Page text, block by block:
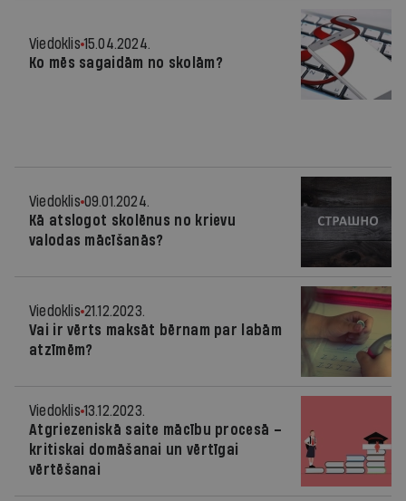
Viedoklis 15.04.2024.
Ko mēs sagaidām no skolām?
Viedoklis 09.01.2024.
Kā atslogot skolēnus no krievu
valodas mācīšanās?
Viedoklis 21.12.2023.
Vai ir vērts maksāt bērnam par labām
atzīmēm?
Viedoklis 13.12.2023.
Atgriezeniskā saite mācību procesā –
kritiskai domāšanai un vērtīgai
vērtēšanai